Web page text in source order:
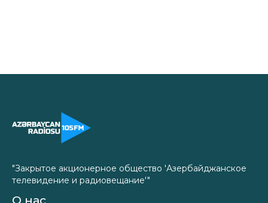
"Закрытое акционерное общество 'Азербайджанское
телевидение и радиовещание'"